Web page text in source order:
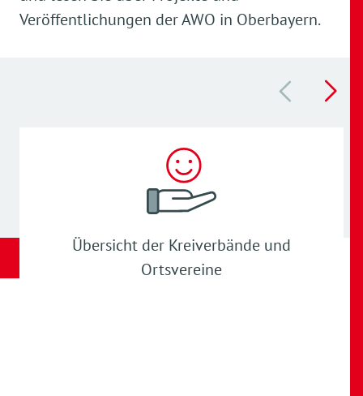
Veröffentlichungen der AWO in Oberbayern.
Übersicht der Kreiverbände und
Ortsvereine